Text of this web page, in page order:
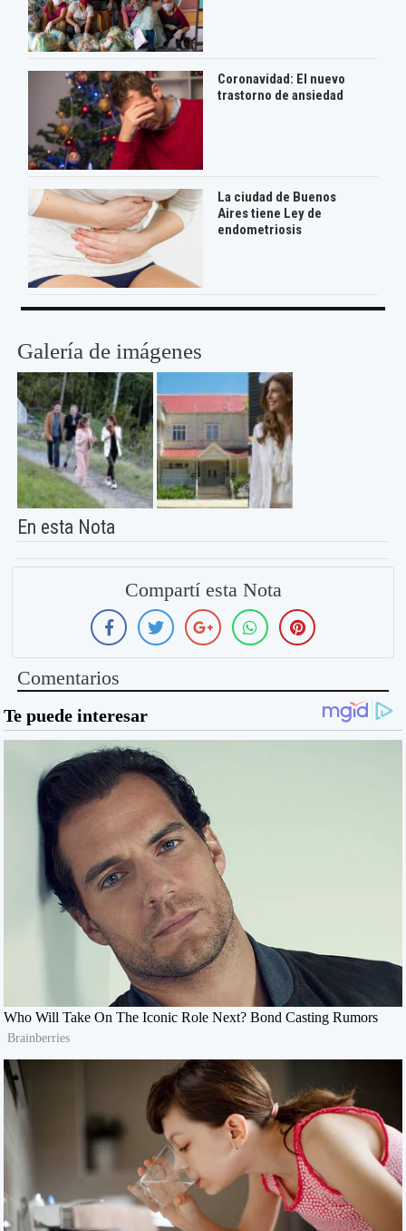
Coronavidad: El nuevo
trastorno de ansiedad
La ciudad de Buenos
Aires tiene Ley de
endometriosis
Galería de imágenes
En esta Nota
Compartí esta Nota
Comentarios